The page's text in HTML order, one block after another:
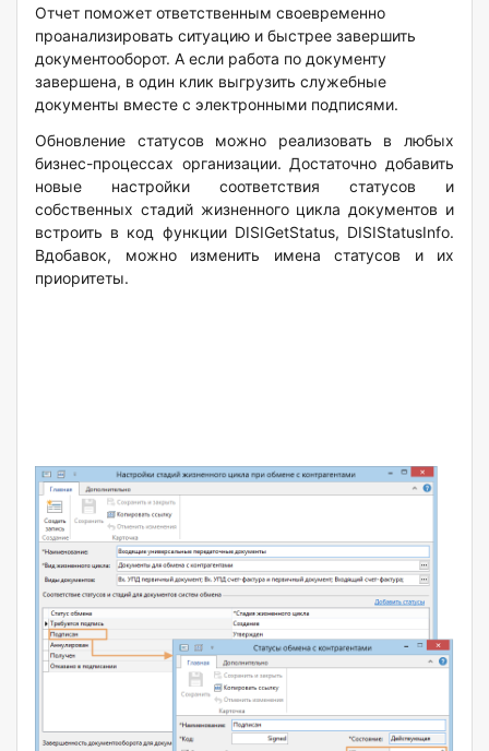
Отчет поможет ответственным своевременно
проанализировать ситуацию и быстрее завершить
документооборот. А если работа по документу
завершена, в один клик выгрузить служебные
документы вместе с электронными подписями.
Обновление статусов можно реализовать в любых
бизнес-процессах организации. Достаточно добавить
новые настройки соответствия статусов и
собственных стадий жизненного цикла документов и
встроить в код функции DISIGetStatus, DISIStatusInfo.
Вдобавок, можно изменить имена статусов и их
приоритеты.